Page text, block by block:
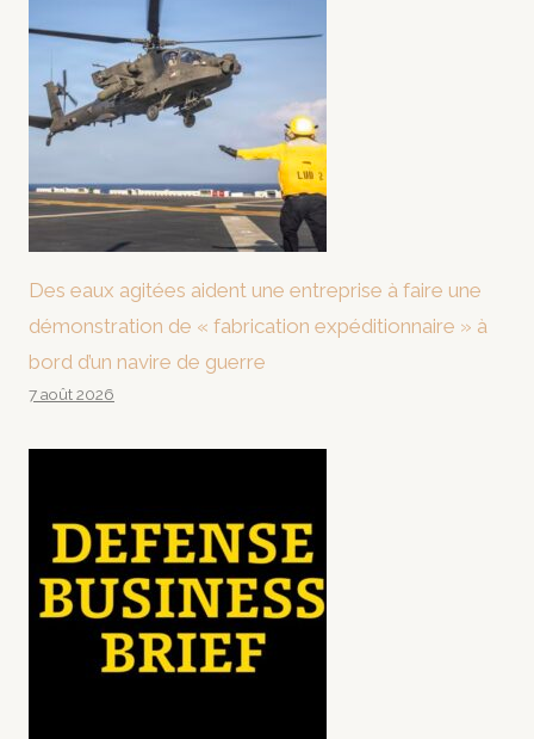
Des eaux agitées aident une entreprise à faire une
démonstration de « fabrication expéditionnaire » à
bord d’un navire de guerre
7 août 2026